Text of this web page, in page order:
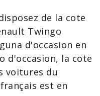
de la cote
Twingo
d'occasion en
d'occasion, la cote
voitures du
est en